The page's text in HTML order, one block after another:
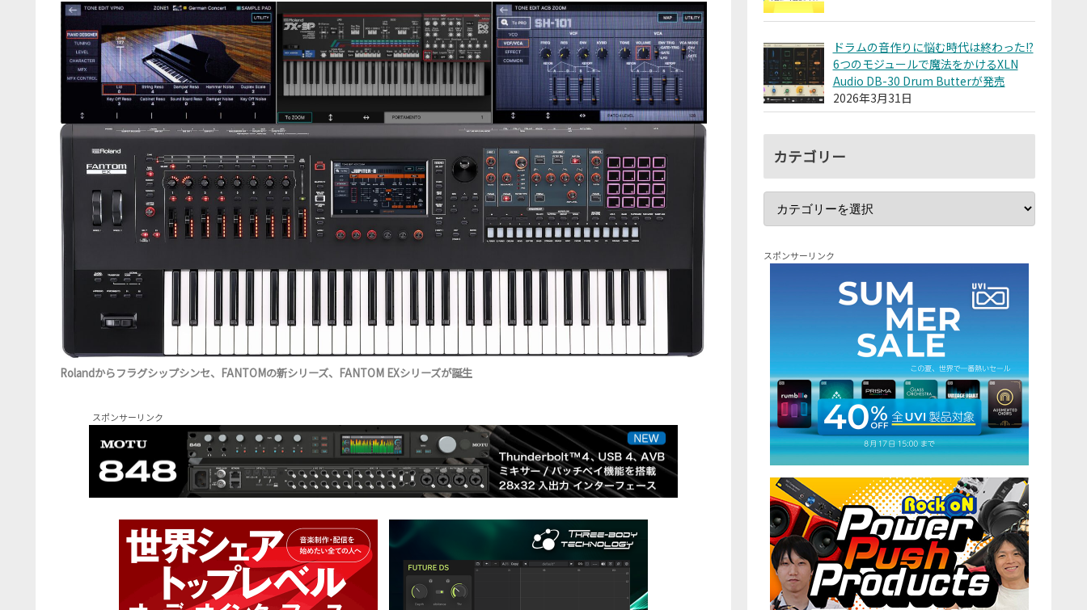
Rolandからフラグシップシンセ、FANTOMの新シリーズ、FANTOM EXシリーズが誕生
スポンサーリンク
ドラムの音作りに悩む時代は終わった!?
6つのモジュールで魔法をかけるXLN
Audio DB-30 Drum Butterが発売
2026年3月31日
カテゴリー
スポンサーリンク